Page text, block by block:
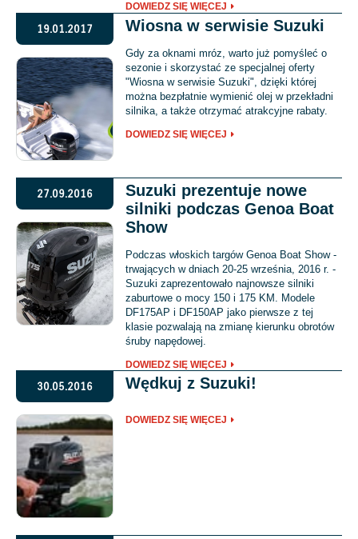
DOWIEDZ SIĘ WIĘCEJ
19.01.2017 Wiosna w serwisie Suzuki
Gdy za oknami mróz, warto już pomyśleć o
sezonie i skorzystać ze specjalnej oferty
"Wiosna w serwisie Suzuki", dzięki której
można bezpłatnie wymienić olej w przekładni
silnika, a także otrzymać atrakcyjne rabaty.
DOWIEDZ SIĘ WIĘCEJ
27.09.2016
Suzuki prezentuje nowe
silniki podczas Genoa Boat
Show
Podczas włoskich targów Genoa Boat Show -
trwających w dniach 20-25 września, 2016 r. -
Suzuki zaprezentowało najnowsze silniki
zaburtowe o mocy 150 i 175 KM. Modele
DF175AP i DF150AP jako pierwsze z tej
klasie pozwalają na zmianę kierunku obrotów
śruby napędowej.
DOWIEDZ SIĘ WIĘCEJ
30.05.2016 Wędkuj z Suzuki!
DOWIEDZ SIĘ WIĘCEJ